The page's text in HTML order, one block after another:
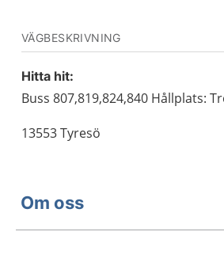
VÄGBESKRIVNING
Hitta hit:
Buss 807,819,824,840 Hållplats:
13553 Tyresö
Om oss